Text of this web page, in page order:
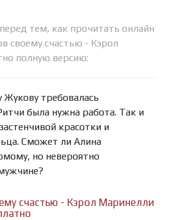
тем, как прочитать онлайн
своему счастью - Кэрол
полную версию:
Жукову требовалась
была нужна работа. Так и
красотки и
Сможет ли Алина
но невероятно
счастью - Кэрол Маринелли